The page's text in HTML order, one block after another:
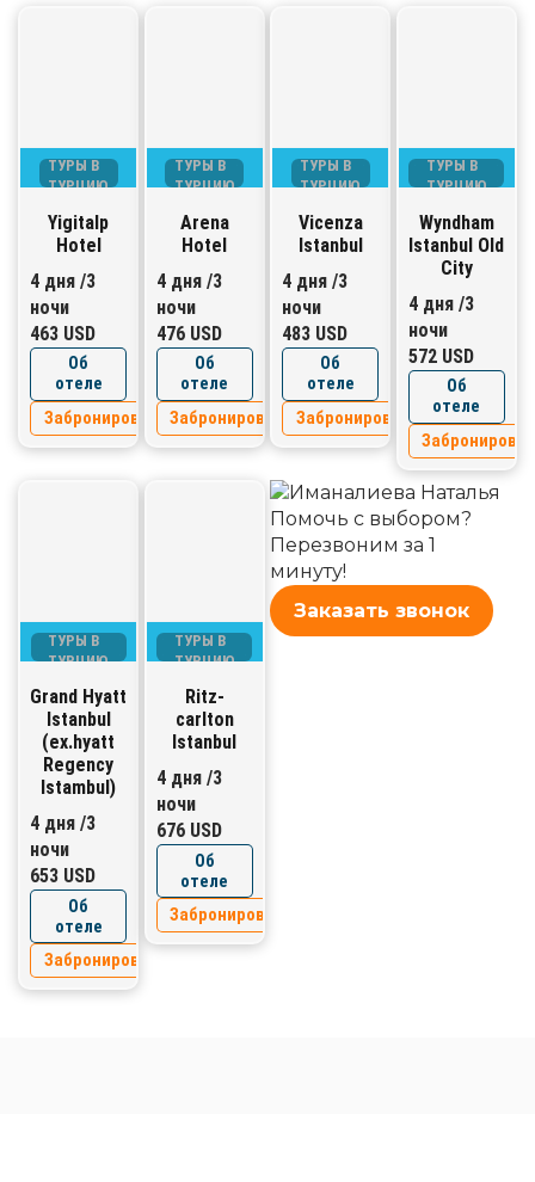
ТУРЫ В
ТУРЦИЮ
Yigitalp
Hotel
4 дня /3
ночи
463 USD
Об
отеле
Забронировать
ТУРЫ В
ТУРЦИЮ
Arena
Hotel
4 дня /3
ночи
476 USD
Об
отеле
Забронировать
ТУРЫ В
ТУРЦИЮ
Vicenza
Istanbul
4 дня /3
ночи
483 USD
Об
отеле
Забронировать
ТУРЫ В
ТУРЦИЮ
Wyndham
Istanbul Old
City
4 дня /3
ночи
572 USD
Об
отеле
ТУРЫ В
ТУРЦИЮ
Grand Hyatt
Istanbul
(ex.hyatt
Regency
Istambul)
4 дня /3
ночи
653 USD
Об
отеле
Забронировать
ТУРЫ В
ТУРЦИЮ
Ritz-
carlton
Istanbul
4 дня /3
ночи
676 USD
Об
отеле
Забронировать
Помочь с выбором?
Перезвоним за 1
минуту!
Заказать звонок